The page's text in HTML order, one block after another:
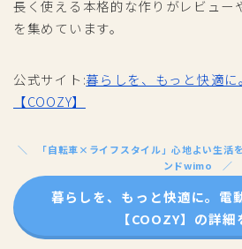
長く使える本格的な作りがレビュー
を集めています。
公式サイト:暮らしを、もっと快適
【COOZY】
「自転車×ライフスタイル」心地よい生活
ンドwimo
暮らしを、もっと快適に。電
【COOZY】の詳細